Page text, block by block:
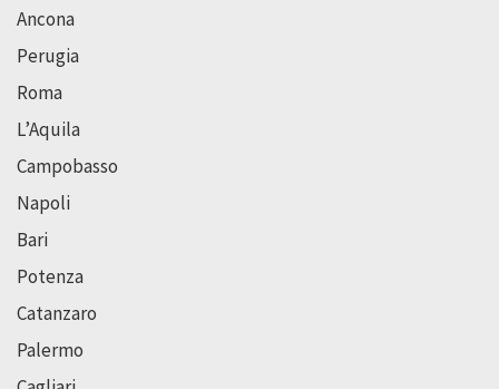
Ancona
Perugia
Roma
L’Aquila
Campobasso
Napoli
Bari
Potenza
Catanzaro
Palermo